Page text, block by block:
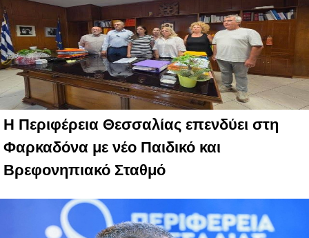
Η Περιφέρεια Θεσσαλίας επενδύει στη
Φαρκαδόνα με νέο Παιδικό και
Βρεφονηπιακό Σταθμό